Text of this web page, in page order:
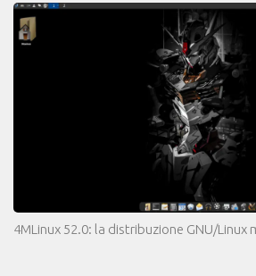
4MLinux 52.0: la distribuzione GNU/